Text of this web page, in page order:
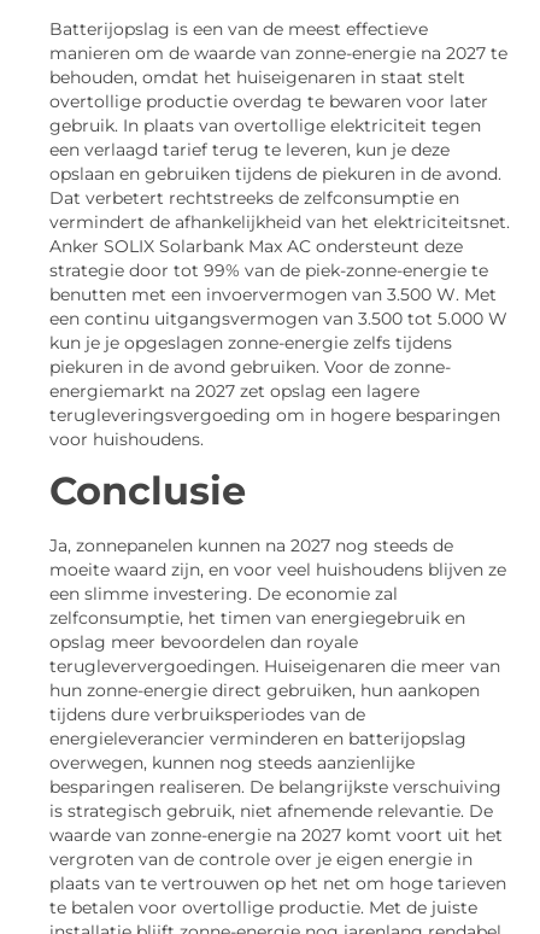
Batterijopslag is een van de meest effectieve
manieren om de waarde van zonne-energie na 2027 te
behouden, omdat het huiseigenaren in staat stelt
overtollige productie overdag te bewaren voor later
gebruik. In plaats van overtollige elektriciteit tegen
een verlaagd tarief terug te leveren, kun je deze
opslaan en gebruiken tijdens de piekuren in de avond.
Dat verbetert rechtstreeks de zelfconsumptie en
vermindert de afhankelijkheid van het elektriciteitsnet.
Anker SOLIX Solarbank Max AC ondersteunt deze
strategie door tot 99% van de piek-zonne-energie te
benutten met een invoervermogen van 3.500 W. Met
een continu uitgangsvermogen van 3.500 tot 5.000 W
kun je je opgeslagen zonne-energie zelfs tijdens
piekuren in de avond gebruiken. Voor de zonne-
energiemarkt na 2027 zet opslag een lagere
terugleveringsvergoeding om in hogere besparingen
voor huishoudens.
Conclusie
Ja, zonnepanelen kunnen na 2027 nog steeds de
moeite waard zijn, en voor veel huishoudens blijven ze
een slimme investering. De economie zal
zelfconsumptie, het timen van energiegebruik en
opslag meer bevoordelen dan royale
terugleververgoedingen. Huiseigenaren die meer van
hun zonne-energie direct gebruiken, hun aankopen
tijdens dure verbruiksperiodes van de
energieleverancier verminderen en batterijopslag
overwegen, kunnen nog steeds aanzienlijke
besparingen realiseren. De belangrijkste verschuiving
is strategisch gebruik, niet afnemende relevantie. De
waarde van zonne-energie na 2027 komt voort uit het
vergroten van de controle over je eigen energie in
plaats van te vertrouwen op het net om hoge tarieven
te betalen voor overtollige productie. Met de juiste